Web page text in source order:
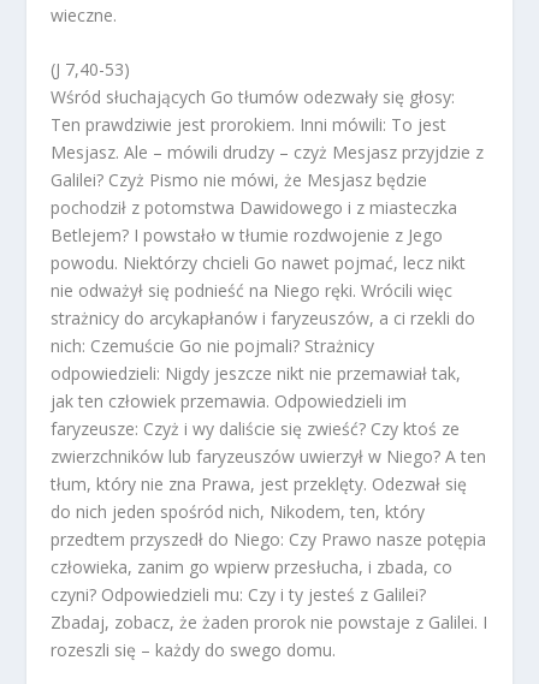
wieczne.
(J 7,40-53)
Wśród słuchających Go tłumów odezwały się głosy:
Ten prawdziwie jest prorokiem. Inni mówili: To jest
Mesjasz. Ale – mówili drudzy – czyż Mesjasz przyjdzie z
Galilei? Czyż Pismo nie mówi, że Mesjasz będzie
pochodził z potomstwa Dawidowego i z miasteczka
Betlejem? I powstało w tłumie rozdwojenie z Jego
powodu. Niektórzy chcieli Go nawet pojmać, lecz nikt
nie odważył się podnieść na Niego ręki. Wrócili więc
strażnicy do arcykapłanów i faryzeuszów, a ci rzekli do
nich: Czemuście Go nie pojmali? Strażnicy
odpowiedzieli: Nigdy jeszcze nikt nie przemawiał tak,
jak ten człowiek przemawia. Odpowiedzieli im
faryzeusze: Czyż i wy daliście się zwieść? Czy ktoś ze
zwierzchników lub faryzeuszów uwierzył w Niego? A ten
tłum, który nie zna Prawa, jest przeklęty. Odezwał się
do nich jeden spośród nich, Nikodem, ten, który
przedtem przyszedł do Niego: Czy Prawo nasze potępia
człowieka, zanim go wpierw przesłucha, i zbada, co
czyni? Odpowiedzieli mu: Czy i ty jesteś z Galilei?
Zbadaj, zobacz, że żaden prorok nie powstaje z Galilei. I
rozeszli się – każdy do swego domu.